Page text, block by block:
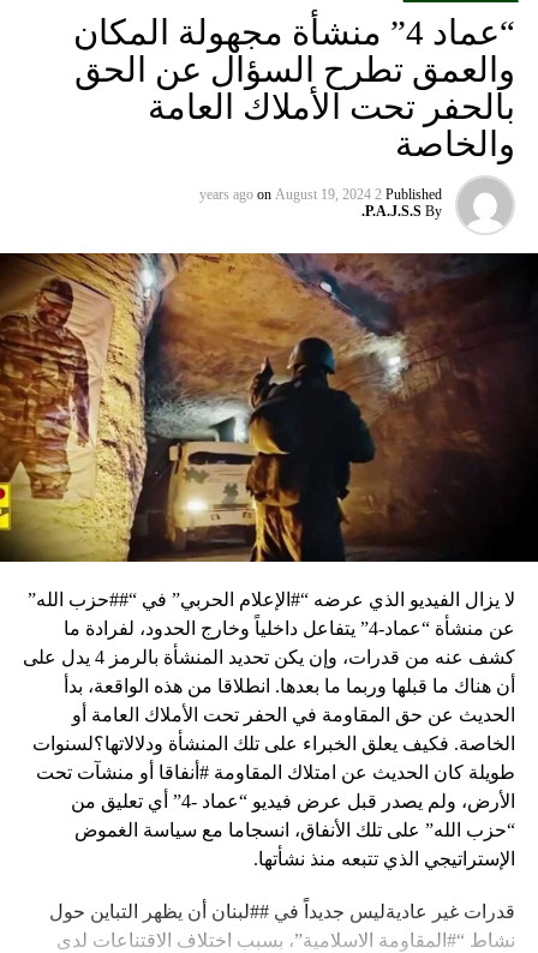
“عماد 4” منشأة مجهولة المكان
والعمق تطرح السؤال عن الحق
بالحفر تحت الأملاك العامة
والخاصة
Published
2 years ago
on August 19, 2024
By
P.A.J.S.S.
لا يزال الفيديو الذي عرضه “#الإعلام الحربي” في “##حزب الله”
عن منشأة “عماد-4” يتفاعل داخلياً وخارج الحدود، لفرادة ما
كشف عنه من قدرات، وإن يكن تحديد المنشأة بالرمز 4 يدل على
أن هناك ما قبلها وربما ما بعدها. انطلاقا من هذه الواقعة، بدأ
الحديث عن حق المقاومة في الحفر تحت الأملاك العامة أو
الخاصة. فكيف يعلق الخبراء على تلك المنشأة ودلالاتها؟لسنوات
طويلة كان الحديث عن امتلاك المقاومة #أنفاقا أو منشآت تحت
الأرض، ولم يصدر قبل عرض فيديو “عماد -4” أي تعليق من
“حزب الله” على تلك الأنفاق، انسجاما مع سياسة الغموض
الإستراتيجي الذي تتبعه منذ نشأتها.
قدرات غير عاديةليس جديداً في ##لبنان أن يظهر التباين حول
نشاط “#المقاومة الاسلامية”، بسبب اختلاف الاقتناعات لدى